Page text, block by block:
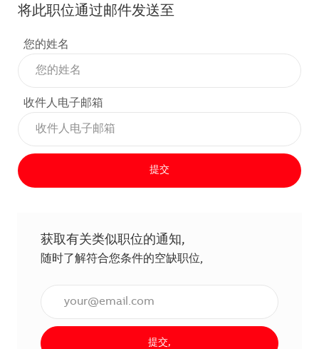
将此职位通过邮件发送至
您的姓名
收件人电子邮箱
提交
获取有关类似职位的通知,
随时了解符合您条件的空缺职位,
提交,